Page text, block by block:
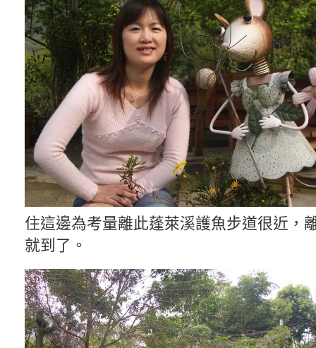
住這邊為考量離此蓬萊溪護魚步道很近，
就到了。